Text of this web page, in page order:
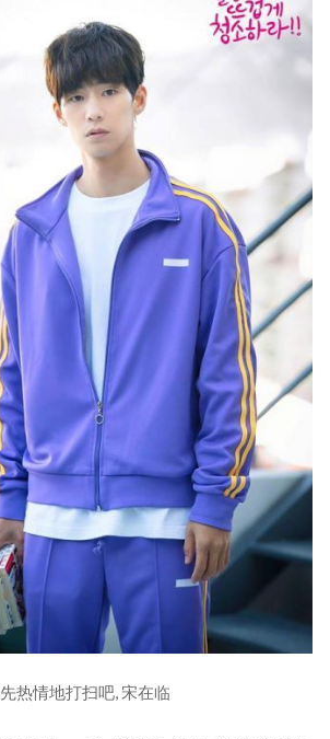
先热情地打扫吧, 宋在临